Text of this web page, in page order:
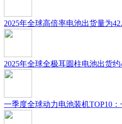
2025年全球高倍率电池出货量为
2025年全球全极耳圆柱电池出货
一季度全球动力电池装机TOP10